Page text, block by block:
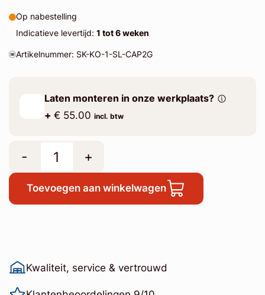
Op nabestelling
Indicatieve levertijd: 1 tot 6 weken
Artikelnummer: SK-KO-1-SL-CAP2G
Laten monteren in onze werkplaats?
+ € 55.00 incl. btw
- +
Toevoegen aan winkelwagen
Kwaliteit, service & vertrouwd